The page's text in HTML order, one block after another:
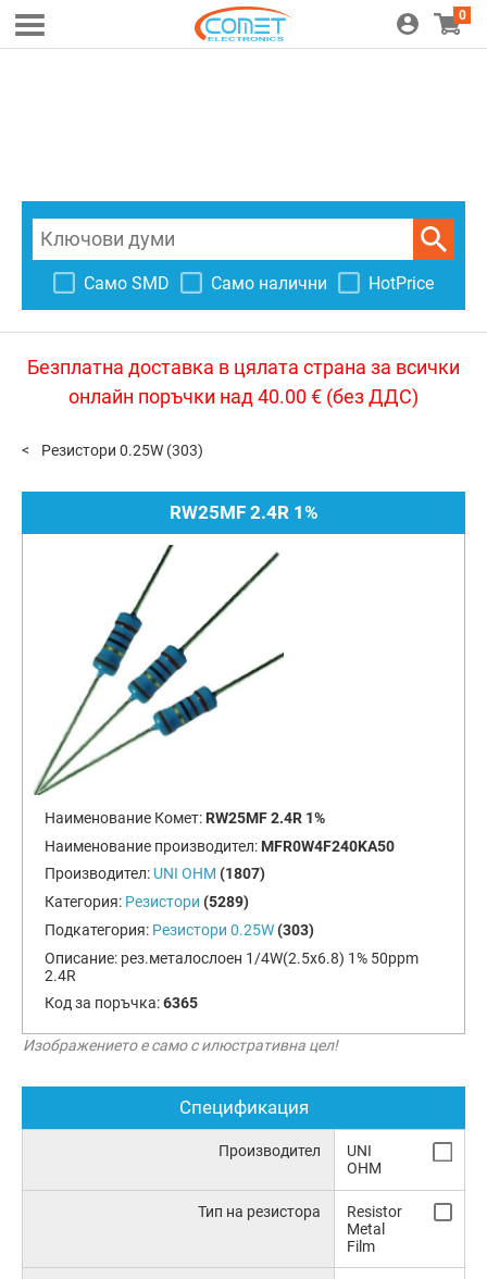
0
Само SMD Само налични HotPrice
Безплатна доставка в цялата страна за всички
онлайн поръчки над 40.00 € (без ДДС)
Резистори 0.25W (303)
RW25MF 2.4R 1%
Наименование Комет: RW25MF 2.4R 1%
Наименование производител: MFR0W4F240KA50
Производител: UNI OHM (1807)
Категория: Резистори (5289)
Подкатегория: Резистори 0.25W (303)
Описание: рез.металослоен 1/4W(2.5x6.8) 1% 50ppm
2.4R
Код за поръчка:6365
Изображението е само с илюстративна цел!
Спецификация
Производител
UNI
OHM
Тип на резистора
Resistor
Metal
Film